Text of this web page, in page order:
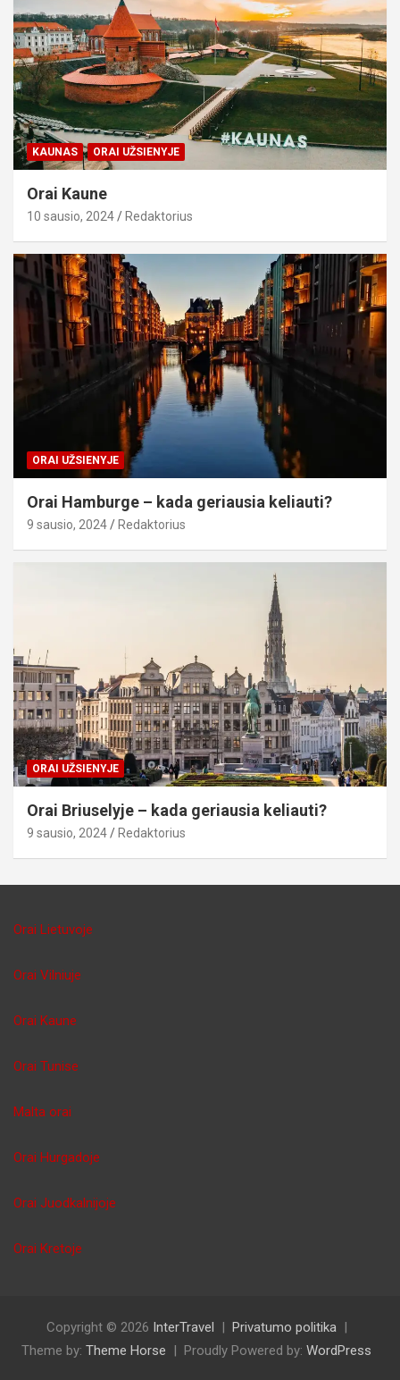
KAUNAS ORAI UŽSIENYJE
Orai Kaune
10 sausio, 2024 Redaktorius
ORAI UŽSIENYJE
Orai Hamburge – kada geriausia keliauti?
9 sausio, 2024 Redaktorius
ORAI UŽSIENYJE
Orai Briuselyje – kada geriausia keliauti?
9 sausio, 2024 Redaktorius
Orai Lietuvoje
Orai Vilniuje
Orai Kaune
Orai Tunise
Malta orai
Orai Hurgadoje
Orai Juodkalnijoje
Orai Kretoje
Copyright © 2026 InterTravel
Privatumo politika
Theme by: Theme Horse Proudly Powered by: WordPress